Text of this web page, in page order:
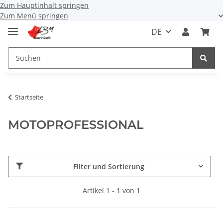
Zum Hauptinhalt springen
Zum Menü springen
DE
Startseite
MOTOPROFESSIONAL
Filter und Sortierung
Artikel 1 - 1 von 1